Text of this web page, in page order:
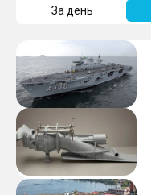
За день